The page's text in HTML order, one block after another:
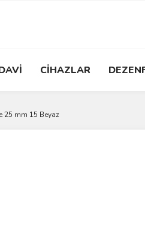
CİHAZLAR
25 mm 15 Beyaz